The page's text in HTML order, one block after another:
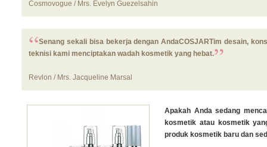
Cosmovogue / Mrs. Evelyn Guezelsahin
Senang sekali bisa bekerja dengan AndaCOSJARTim desain,
teknisi kami menciptakan wadah kosmetik yang hebat.
Revlon / Mrs. Jacqueline Marsal
Apakah Anda sedang
kosmetik atau kosmetik
produk kosmetik baru dan